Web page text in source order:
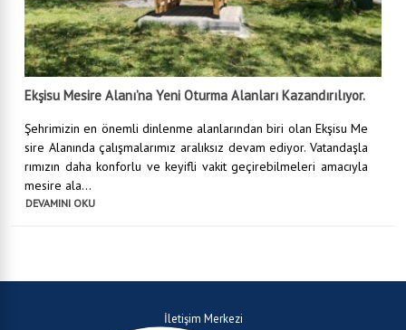
Ekşisu Mesire Alanı’na Yeni Oturma Alanları Kazandırılıyor.
Şehrimizin en önemli dinlenme alanlarından biri olan Ekşisu Me
sire Alanında çalışmalarımız aralıksız devam ediyor. Vatandaşla
rımızın daha konforlu ve keyifli vakit geçirebilmeleri amacıyla
mesire ala...
DEVAMINI OKU
İletişim Merkezi